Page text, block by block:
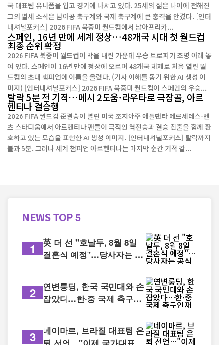
국 대표팀 유니폼을 입고 경기에 나서고 있다. 25세의 젊은 나이에 전해진
그의 별세 소식은 남아공 축구계와 국제 축구계에 큰 충격을 안겼다. [인터
내셔널포커스] 2026 FIFA 북중미 월드컵에서 남아프리카...
스페인, 16년 만에 세계 정상…48개국 시대 첫 월드컵
최종 순위 확정
2026 FIFA 북중미 월드컵이 막을 내린 가운데 우승 트로피가 조명 아래 놓
여 있다. 스페인이 16년 만에 정상에 오르며 48개국 체제로 처음 열린 월
드컵의 초대 챔피언에 이름을 올렸다. (기사 이해를 돕기 위한 AI 생성 이
미지) [인터내셔널포커스] 2026 FIFA 북중미 월드컵이 스페인의 우승...
탈락 5분 전 기적…메시 2도움·라우타로 극장골, 아르
헨티나 결승행
2026 FIFA 월드컵 준결승이 열린 미국 조지아주 애틀랜타 메르세데스-벤
츠 스타디움에서 아르헨티나 팬들이 극적인 역전승과 결승 진출을 함께 환
호하고 있는 모습을 표현한 AI 생성 이미지. [인터내셔널포커스] 탈락까지
불과 5분. 그러나 세계 챔피언 아르헨티나는 마지막 순간 기적 같...
NEWSTOP 5
1
英 더 선 "호날두, 8월 8일
결혼식 예정"…당사자는 공
2
연변룽딩, 한국 국민대와 손
잡았다…한·중 국제 축구인
3
네이마르, 브라질 대표팀 은